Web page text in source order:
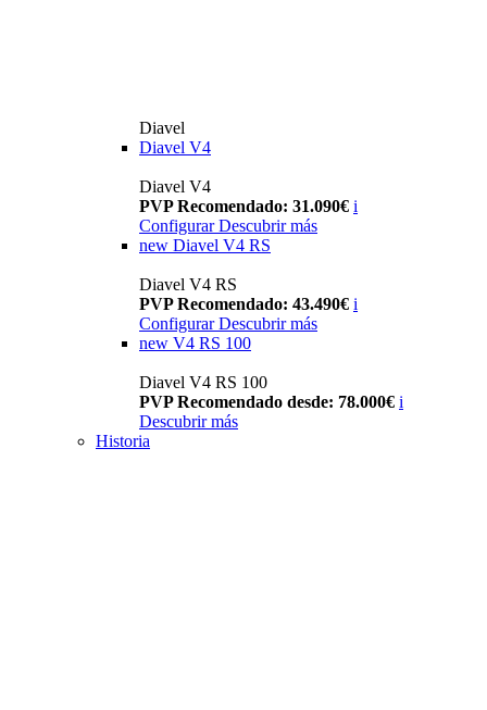
Diavel
Diavel V4
Diavel V4
PVP Recomendado: 31.090€ i
Configurar Descubrir más
new Diavel V4 RS
Diavel V4 RS
PVP Recomendado: 43.490€ i
Configurar Descubrir más
new V4 RS 100
Diavel V4 RS 100
PVP Recomendado desde: 78.000€ i
Descubrir más
Historia